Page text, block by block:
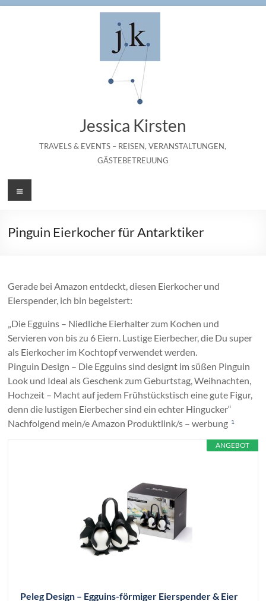
Jessica Kirsten
TRAVELS & EVENTS – REISEN, VERANSTALTUNGEN,
GÄSTEBETREUUNG
Menü
Pinguin Eierkocher für Antarktiker
Gerade bei Amazon entdeckt, diesen Eierkocher und
Eierspender, ich bin begeistert:
„Die Egguins – Niedliche Eierhalter zum Kochen und
Servieren von bis zu 6 Eiern. Lustige Eierbecher, die Du super
als Eierkocher im Kochtopf verwendet werden.
Pinguin Design – Die Egguins sind designt im süßen Pinguin
Look und Ideal als Geschenk zum Geburtstag, Weihnachten,
Hochzeit – Macht auf jedem Frühstückstisch eine gute Figur,
denn die lustigen Eierbecher sind ein echter Hingucker“
Nachfolgend mein/e Amazon Produktlink/s – werbung 1
ANGEBOT
Peleg Design – Egguins-förmiger Eierspender & Eier